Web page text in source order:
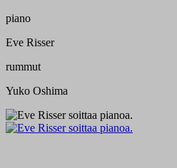
piano
Eve Risser
rummut
Yuko Oshima